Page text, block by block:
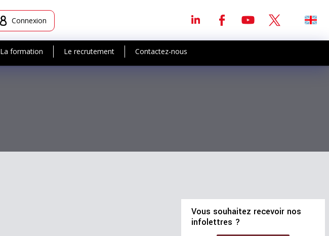
Connexion
La formation Le recrutement Contactez-nous
Vous souhaitez recevoir nos
infolettres ?